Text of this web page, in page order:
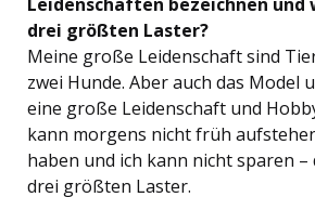
drei größten Laster?
Meine große Leidenschaft sind
zwei Hunde. Aber auch das Model
eine große Leidenschaft und
kann morgens nicht früh
haben und ich kann nicht sparen –
drei größten Laster.